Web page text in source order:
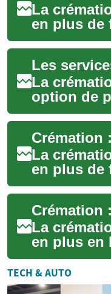
La
en plus de
inférieur
impac...
La
option de
populaire
françaises
hommage ...
La
en plus de
et à
corps en
La
en plus en
alternative
guide
les ...
TECH & AUTO